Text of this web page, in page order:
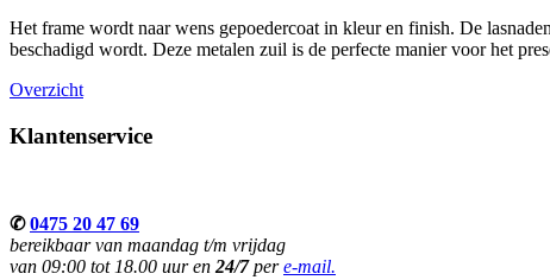
Het frame wordt naar wens gepoedercoat in kleur en finish. De
beschadigd wordt. Deze metalen zuil is de perfecte manier voor het
Overzicht
Klantenservice
✆0475 20 47 69
bereikbaar van maandag t/m vrijdag
van 09:00 tot 18.00 uur en 24/7pere-mail.